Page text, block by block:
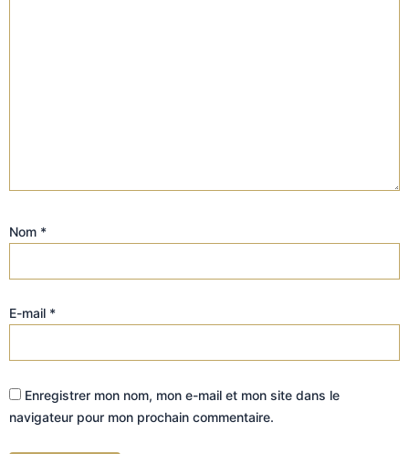
Nom *
E-mail *
Enregistrer mon nom, mon e-mail et mon site dans le
navigateur pour mon prochain commentaire.